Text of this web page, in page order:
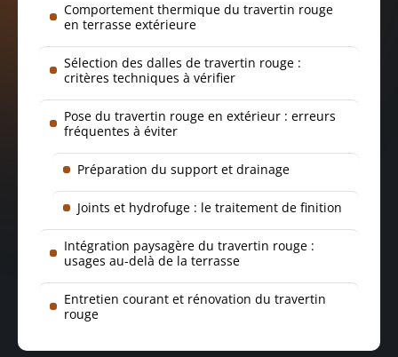
Comportement thermique du travertin rouge
en terrasse extérieure
Sélection des dalles de travertin rouge :
critères techniques à vérifier
Pose du travertin rouge en extérieur : erreurs
fréquentes à éviter
Préparation du support et drainage
Joints et hydrofuge : le traitement de finition
Intégration paysagère du travertin rouge :
usages au-delà de la terrasse
Entretien courant et rénovation du travertin
rouge